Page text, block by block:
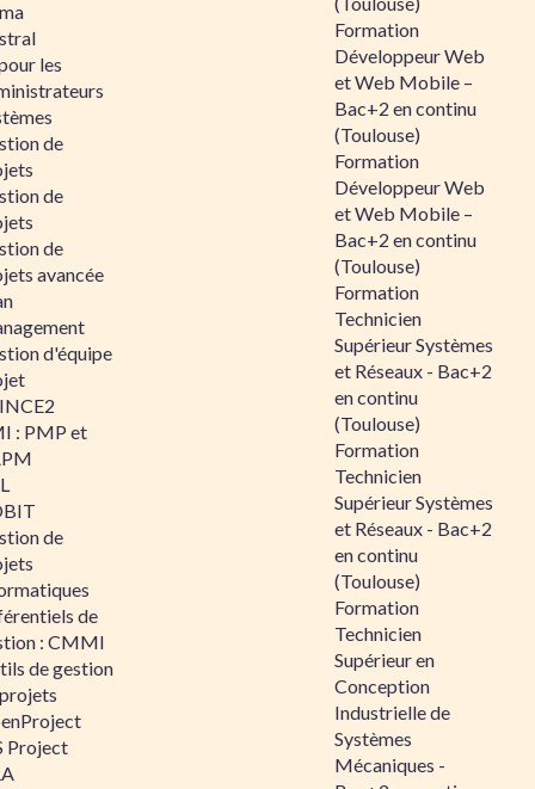
les
de
de
de
avancée
d'équipe
: PMP et
de
de
: CMMI
de gestion
Project
Formation
Développeur Web
et Web Mobile –
Bac+2 en continu
(Toulouse)
Formation
Développeur Web
et Web Mobile –
Bac+2 en continu
(Toulouse)
Formation
Technicien
Supérieur Systèmes
et Réseaux - Bac+2
en continu
(Toulouse)
Formation
Technicien
Supérieur Systèmes
et Réseaux - Bac+2
en continu
(Toulouse)
Formation
Technicien
Supérieur en
Conception
Industrielle de
Systèmes
Mécaniques -